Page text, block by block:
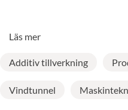
Läs mer
Additiv tillverkning
Vindtunnel